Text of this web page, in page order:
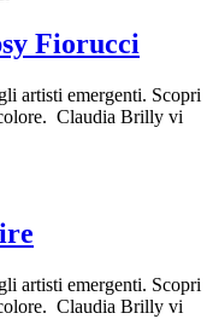
Fiorucci
artisti emergenti. Scopri
Claudia Brilly vi
artisti emergenti. Scopri
Claudia Brilly vi